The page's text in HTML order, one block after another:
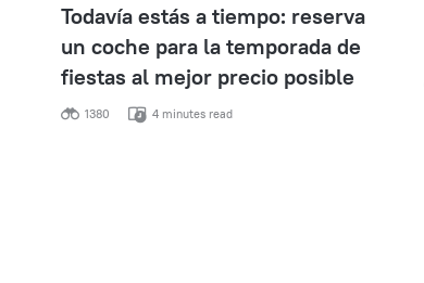
Todavía estás a tiempo: reserva
un coche para la temporada de
fiestas al mejor precio posible
1380 4 minutes read